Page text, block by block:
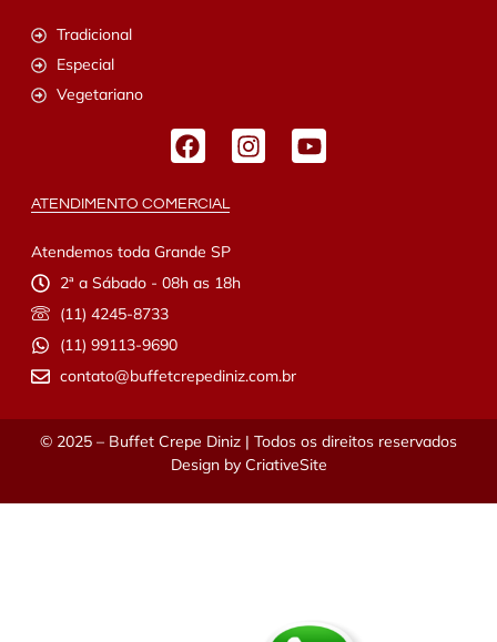
Tradicional
Especial
Vegetariano
ATENDIMENTO COMERCIAL
Atendemos toda Grande SP
2ª a Sábado - 08h as 18h
(11) 4245-8733
(11) 99113-9690
contato@buffetcrepediniz.com.br
© 2025 – Buffet Crepe Diniz | Todos os direitos reservados
Design by CriativeSite